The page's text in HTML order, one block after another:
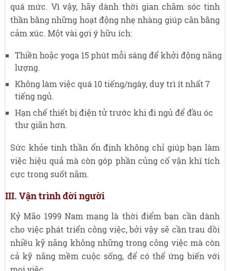
quá mức. Vì vậy, hãy dành thời gian chăm sóc tinh
thần bằng những hoạt động nhẹ nhàng giúp cân bằng
cảm xúc. Một vài gợi ý hữu ích:
Thiền hoặc yoga 15 phút mỗi sáng để khởi động năng
lượng.
Không làm việc quá 10 tiếng/ngày, duy trì ít nhất 7
tiếng ngủ.
Hạn chế thiết bị điện tử trước khi đi ngủ để đầu óc
thư giãn hơn.
Sức khỏe tinh thần ổn định không chỉ giúp bạn làm
việc hiệu quả mà còn góp phần củng cố vận khí tích
cực trong suốt năm.
III. Vận trình đời người
Kỷ Mão 1999 Nam mạng là thời điểm bạn cần dành
cho việc phát triển công việc, bởi vậy sẽ cần trau dồi
nhiều kỹ năng không những trong công việc mà còn
cả kỹ năng mềm cuộc sống, để có thể ứng biến với